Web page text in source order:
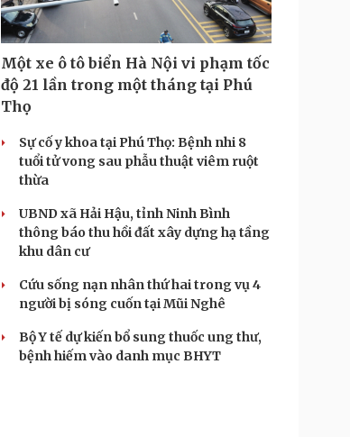
Một xe ô tô biển Hà Nội vi phạm tốc
độ 21 lần trong một tháng tại Phú
Thọ
Sự cố y khoa tại Phú Thọ: Bệnh nhi 8
tuổi tử vong sau phẫu thuật viêm ruột
thừa
UBND xã Hải Hậu, tỉnh Ninh Bình
thông báo thu hồi đất xây dựng hạ tầng
khu dân cư
Cứu sống nạn nhân thứ hai trong vụ 4
người bị sóng cuốn tại Mũi Nghê
Bộ Y tế dự kiến bổ sung thuốc ung thư,
bệnh hiếm vào danh mục BHYT